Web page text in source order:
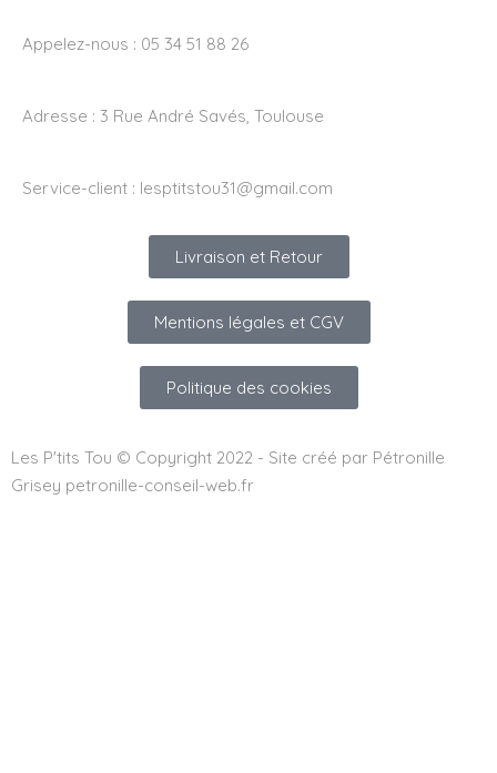
Appelez-nous : 05 34 51 88 26
Adresse : 3 Rue André Savés, Toulouse
Service-client : lesptitstou31@gmail.com
Livraison et Retour
Mentions légales et CGV
Politique des cookies
Les P'tits Tou © Copyright 2022 - Site créé par Pétronille
Grisey petronille-conseil-web.fr